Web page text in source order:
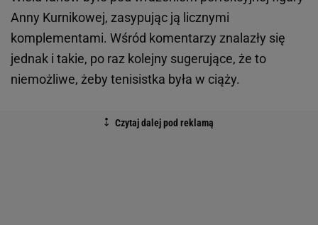
Anny Kurnikowej, zasypując ją licznymi
komplementami. Wśród komentarzy znalazły się
jednak i takie, po raz kolejny sugerujące, że to
niemożliwe, żeby tenisistka była w ciąży.